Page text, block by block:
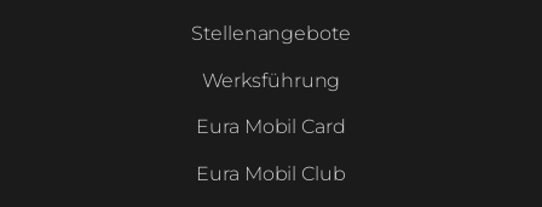
Stellenangebote
Werksführung
Eura Mobil Card
Eura Mobil Club